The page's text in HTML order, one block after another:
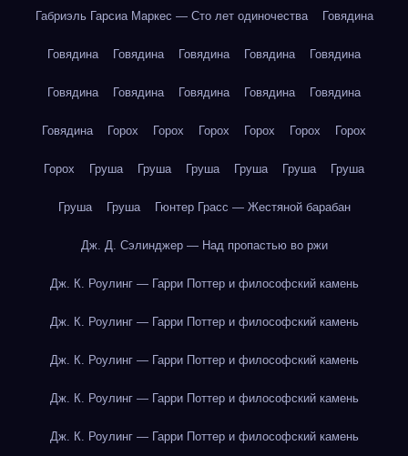
Габриэль Гарсиа Маркес — Сто лет одиночества Говядина
Говядина Говядина Говядина Говядина Говядина
Говядина Говядина Говядина Говядина Говядина
Говядина Горох Горох Горох Горох Горох Горох
Горох Груша Груша Груша Груша Груша Груша
Груша Груша Гюнтер Грасс — Жестяной барабан
Дж. Д. Сэлинджер — Над пропастью во ржи
Дж. К. Роулинг — Гарри Поттер и философский камень
Дж. К. Роулинг — Гарри Поттер и философский камень
Дж. К. Роулинг — Гарри Поттер и философский камень
Дж. К. Роулинг — Гарри Поттер и философский камень
Дж. К. Роулинг — Гарри Поттер и философский камень